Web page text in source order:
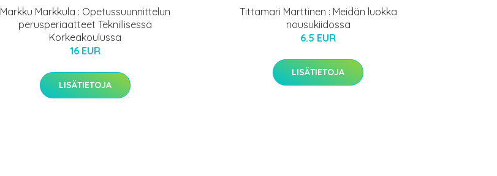
Markku Markkula : Opetussuunnittelun
perusperiaatteet Teknillisessä
Korkeakoulussa
16 EUR
LISÄTIETOJA
Tittamari Marttinen : Meidän luokka
nousukiidossa
6.5 EUR
LISÄTIETOJA